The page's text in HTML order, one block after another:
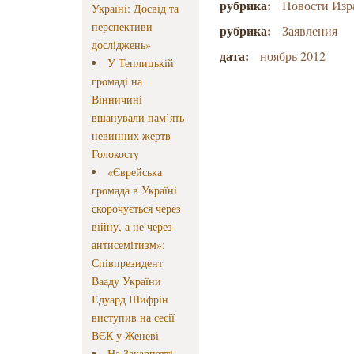
Україні: Досвід та
перспективи
досліджень»
У Теплицькій
громаді на
Вінничині
вшанували пам’ять
невинних жертв
Голокосту
«Єврейська
громада в Україні
скорочується через
війну, а не через
антисемітизм»:
Співпрезидент
Вааду України
Едуард Шифрін
виступив на сесії
ВЄК у Женеві
рубрика: Новости
рубрика: Заявления
дата: ноябрь 2012